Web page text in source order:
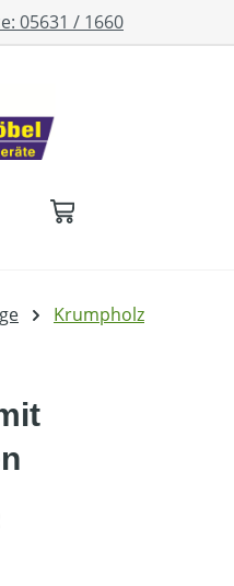
05631 / 1660
Krumpholz